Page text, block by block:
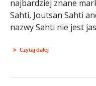
najbardziej znane
Sahti, Joutsan Sahti
nazwy Sahti nie jest
Czytaj dalej